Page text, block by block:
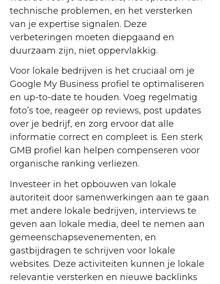
technische problemen, en het versterken
van je expertise signalen. Deze
verbeteringen moeten diepgaand en
duurzaam zijn, niet oppervlakkig.
Voor lokale bedrijven is het cruciaal om je
Google My Business profiel te optimaliseren
en up-to-date te houden. Voeg regelmatig
foto’s toe, reageer op reviews, post updates
over je bedrijf, en zorg ervoor dat alle
informatie correct en compleet is. Een sterk
GMB profiel kan helpen compenseren voor
organische ranking verliezen.
Investeer in het opbouwen van lokale
autoriteit door samenwerkingen aan te gaan
met andere lokale bedrijven, interviews te
geven aan lokale media, deel te nemen aan
gemeenschapsevenementen, en
gastbijdragen te schrijven voor lokale
websites. Deze activiteiten kunnen je lokale
relevantie versterken en nieuwe backlinks